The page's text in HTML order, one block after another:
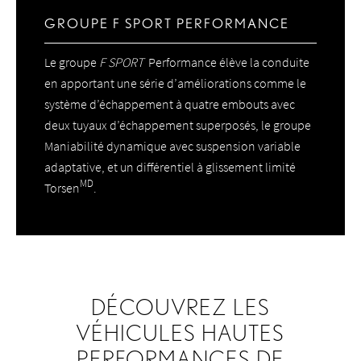
GROUPE F SPORT PERFORMANCE
Le groupe F SPORT Performance élève la conduite
en apportant une série d’améliorations comme le
système d’échappement à quatre embouts avec
deux tuyaux d’échappement superposés, le groupe
Maniabilité dynamique avec suspension variable
adaptative, et un différentiel à glissement limité
TorsenMD.
DÉCOUVREZ LES
VÉHICULES HAUTES